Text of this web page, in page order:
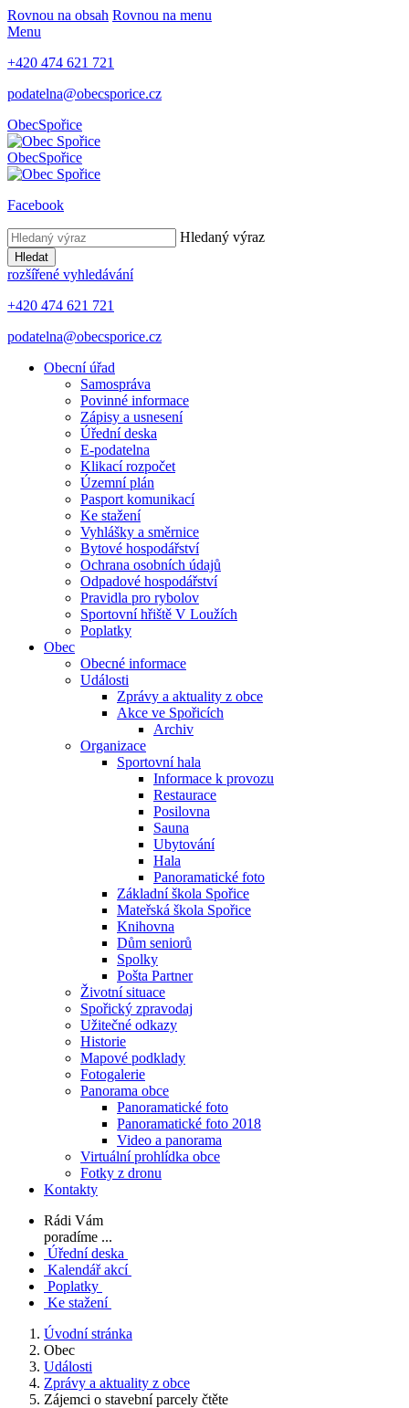
Rovnou na obsah Rovnou na menu
Menu
+420 474 621 721
podatelna@obecsporice.cz
ObecSpořice
ObecSpořice
Facebook
Hledaný výraz
Hledat
rozšířené vyhledávání
+420 474 621 721
podatelna@obecsporice.cz
Obecní úřad
Samospráva
Povinné informace
Zápisy a usnesení
Úřední deska
E-podatelna
Klikací rozpočet
Územní plán
Pasport komunikací
Ke stažení
Vyhlášky a směrnice
Bytové hospodářství
Ochrana osobních údajů
Odpadové hospodářství
Pravidla pro rybolov
Sportovní hřiště V Loužích
Poplatky
Obec
Obecné informace
Události
Zprávy a aktuality z obce
Akce ve Spořicích
Archiv
Organizace
Sportovní hala
Informace k provozu
Restaurace
Posilovna
Sauna
Ubytování
Hala
Panoramatické foto
Základní škola Spořice
Mateřská škola Spořice
Knihovna
Dům seniorů
Spolky
Pošta Partner
Životní situace
Spořický zpravodaj
Užitečné odkazy
Historie
Mapové podklady
Fotogalerie
Panorama obce
Panoramatické foto
Panoramatické foto 2018
Video a panorama
Virtuální prohlídka obce
Fotky z dronu
Kontakty
Rádi Vám
poradíme ...
Úřední deska
Kalendář akcí
Poplatky
Ke stažení
Úvodní stránka
Obec
Události
Zprávy a aktuality z obce
Zájemci o stavební parcely čtěte